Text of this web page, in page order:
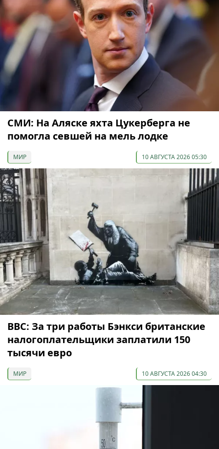
СМИ: На Аляске яхта Цукерберга не
помогла севшей на мель лодке
МИР 10 АВГУСТА 2026 05:30
ВВС: За три работы Бэнкси британские
налогоплательщики заплатили 150
тысячи евро
МИР 10 АВГУСТА 2026 04:30